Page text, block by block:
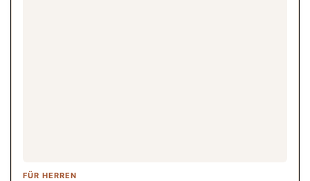
FÜR HERREN